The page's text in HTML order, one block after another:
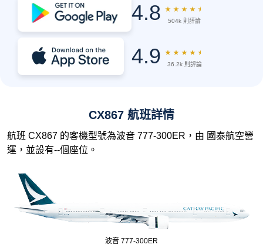
4.8 ★ ★ ★ ★ ★
504k 則評論
4.9 ★ ★ ★ ★ ★
36.2k 則評論
CX867 航班詳情
航班 CX867 的客機型號為波音 777-300ER，由 國泰航空營
運，並設有--個座位。
波音 777-300ER